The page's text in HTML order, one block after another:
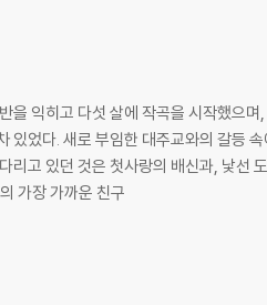
만 운임비 부담 후 처리 가능합니다.
있고, 택배 이동 과정에서의 손상이 발
을 익히고 다섯 살에 작곡을 시작했으
있었다. 새로 부임한 대주교와의 갈등
리고 있던 것은 첫사랑의 배신과, 낯선
의 가장 가까운 친구